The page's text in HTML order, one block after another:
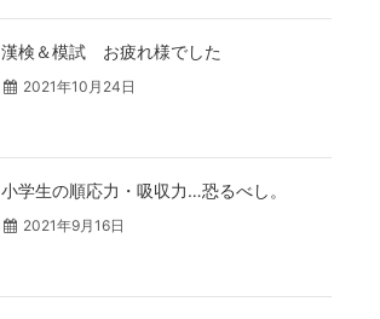
漢検＆模試 お疲れ様でした
2021年10月24日
小学生の順応力・吸収力…恐るべし。
2021年9月16日